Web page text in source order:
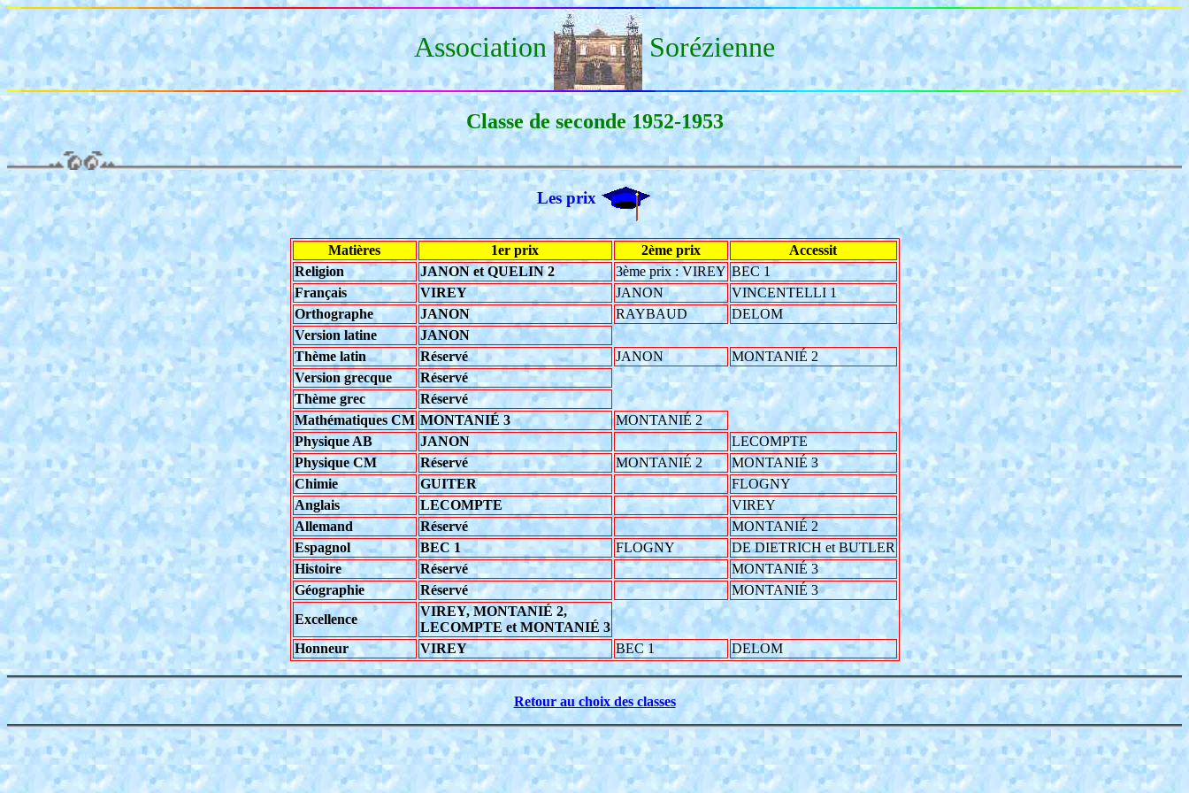
Association Sorézienne
Classe de seconde 1952-1953
Les prix
Matières 1er prix 2ème prix
Accessit
Religion
JANON et QUELIN 2 3ème prix : VIREY BEC 1
Français
VIREY JANON
VINCENTELLI 1
Orthographe
JANON RAYBAUD
DELOM
Version latine
JANON
Thème latin
Réservé JANON
MONTANIÉ 2
Version grecque
Réservé
Thème grec
Réservé
Mathématiques CM MONTANIÉ 3
MONTANIÉ 2
Physique AB
JANON
LECOMPTE
Physique CM
Réservé MONTANIÉ 2
MONTANIÉ 3
Chimie
GUITER
FLOGNY
Anglais
LECOMPTE
VIREY
Allemand
Réservé
MONTANIÉ 2
Espagnol
BEC 1 FLOGNY
DE DIETRICH et BUTLER
Histoire
Réservé
MONTANIÉ 3
Géographie
Réservé
MONTANIÉ 3
Excellence
VIREY, MONTANIÉ 2,
LECOMPTE et MONTANIÉ 3
Honneur
VIREY BEC 1 DELOM
Retour au choix des classes